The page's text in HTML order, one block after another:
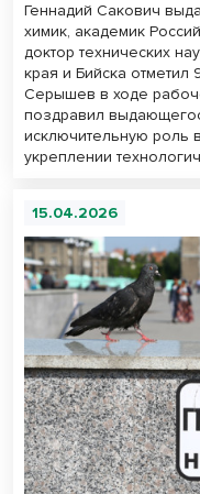
Геннадий Сакович
химик, академик
доктор технических
края и Бийска
Серышев в ходе
поздравил
исключительную роль
укреплении
15.04.2026